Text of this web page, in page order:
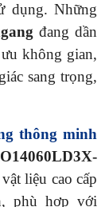
dụng. Những
đang dần
không gian,
sang trọng,
thông minh
liệu cao cấp
phù hợp với